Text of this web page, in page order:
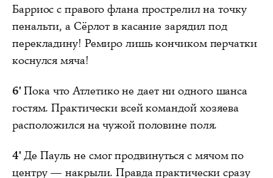
Барриос с правого флана прострелил на точку
пенальти, а Сёрлот в касание зарядил под
перекладину! Ремиро лишь кончиком перчатки
коснулся мяча!
6' Пока что Атлетико не дает ни одного шанса
гостям. Практически всей командой хозяева
расположился на чужой половине поля.
4' Де Пауль не смог продвинуться с мячом по
центру — накрыли. Правда практически сразу